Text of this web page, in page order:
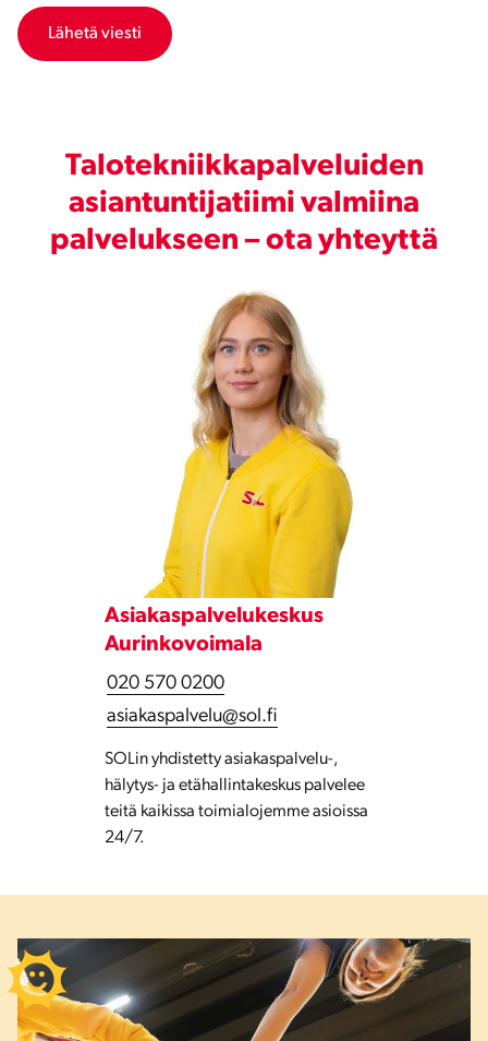
Talotekniikkapalveluiden
asiantuntijatiimi valmiina
palvelukseen – ota yhteyttä
Asiakaspalvelukeskus
Aurinkovoimala
020 570 0200
asiakaspalvelu@sol.fi
SOLin yhdistetty asiakaspalvelu-,
hälytys- ja etähallintakeskus palvelee
teitä kaikissa toimialojemme asioissa
24/7.